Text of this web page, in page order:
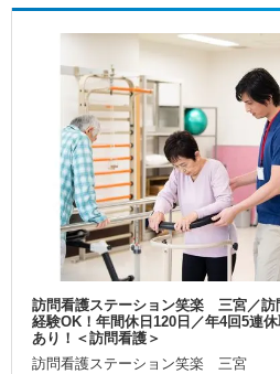
訪問看護ステーション笑楽 三宮／訪
経験OK！年間休日120日／年4回5連
あり！＜訪問看護＞
訪問看護ステーション笑楽 三宮